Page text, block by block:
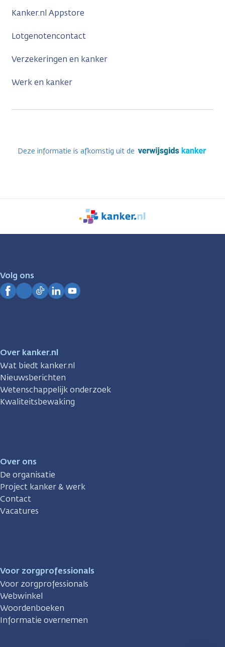
Kanker.nl Appstore
Lotgenotencontact
Verzekeringen en kanker
Werk en kanker
Deze informatie is afkomstig uit de
We
zijn
Volg ons
Over kanker.nl
Wat biedt kanker.nl
Nieuwsberichten
Wetenschappelijk onderzoek
Kwaliteitsbewaking
Over ons
De organisatie
Project kanker & werk
Contact
Vacatures
Voor zorgprofessionals
Voor zorgprofessionals
Webwinkel
Woordenboeken
Informatie overnemen